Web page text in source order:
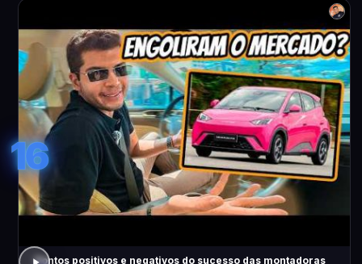
16
Pontos positivos e negativos do sucesso das montadoras